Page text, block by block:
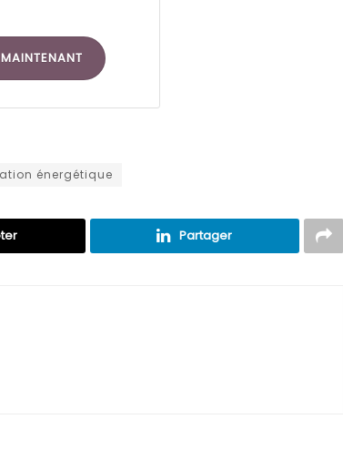
énergétique
Partager